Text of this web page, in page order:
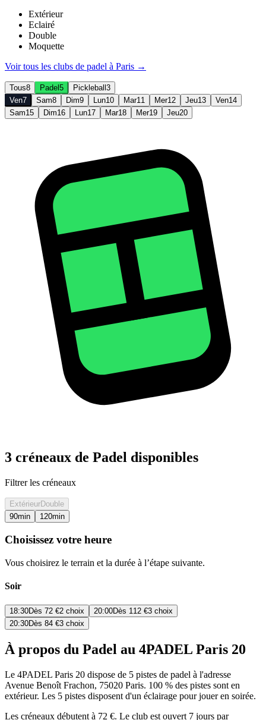
Extérieur
Eclairé
Double
Moquette
Voir tous les clubs de padel à Paris →
Tous8 Padel 5 Pickleball 3
Ven7 Sam8 Dim9 Lun10 Mar11 Mer12 Jeu13 Ven14
Sam15 Dim16 Lun17 Mar18 Mer19 Jeu20
3 créneaux de Padel disponibles
Filtrer les créneaux
ExtérieurDouble
90min 120min
Choisissez votre heure
Vous choisirez le terrain et la durée à l’étape suivante.
Soir
18:30Dès 72 €2 choix 20:00Dès 112 €3 choix
20:30Dès 84 €3 choix
À propos du Padel au 4PADEL Paris 20
Le 4PADEL Paris 20 dispose de 5 pistes de padel à l'adresse
Avenue Benoît Frachon, 75020 Paris. 100 % des pistes sont en
extérieur. Les 5 pistes disposent d'un éclairage pour jouer en soirée.
Les créneaux débutent à 72 €. Le club est ouvert 7 jours par